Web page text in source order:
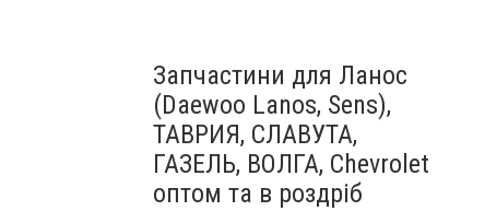
Запчастини для Ланос
(Daewoo Lanos, Sens),
ТАВРИЯ, СЛАВУТА,
ГАЗЕЛЬ, ВОЛГА, Chevrolet
оптом та в роздріб